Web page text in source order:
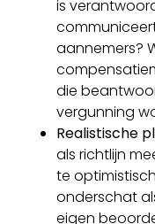
is
aannemers?
die
vergunning
Realistische
als richtlijn
te
onderschat
eigen